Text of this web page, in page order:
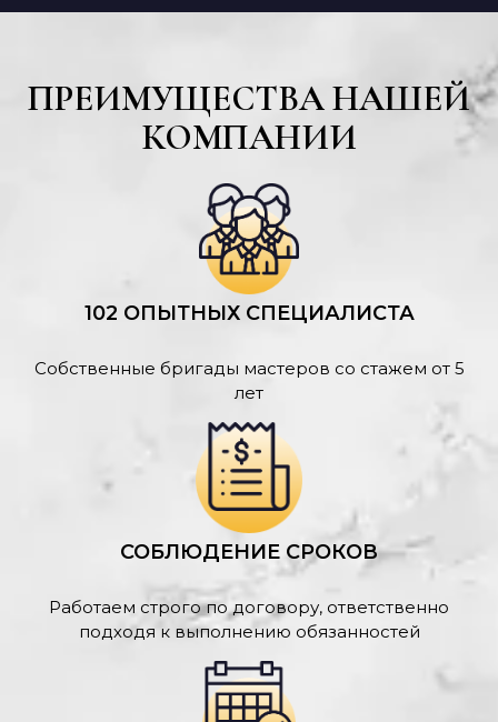
ПРЕИМУЩЕСТВА НАШЕЙ
КОМПАНИИ
102 ОПЫТНЫХ СПЕЦИАЛИСТА
Собственные бригады мастеров со стажем от 5
лет
СОБЛЮДЕНИЕ СРОКОВ
Работаем строго по договору, ответственно
подходя к выполнению обязанностей